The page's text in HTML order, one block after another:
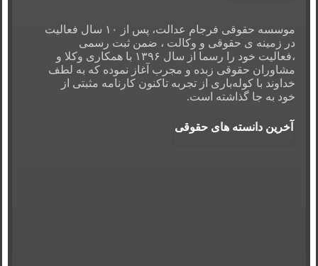
موسسه حقوقی فرجام عدالت، پس از ۱۰ سال فعالیت
در زمینه ی حقوقی و وکالت ، ضمن ثبت رسمی
،فعالیت خود را رسما از سال ۱۳۹۶ با همکاری وکلا و
مشاوران حقوقی زبده و مجرب آغاز نموده که به لطف
خداوند با کوله‌باری از تجربه تاکنون کارنامه مثبتی از
خود به جا گذاشته است.
آخرین دانسته های حقوقی